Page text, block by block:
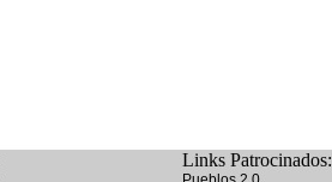
Links Patrocinados: